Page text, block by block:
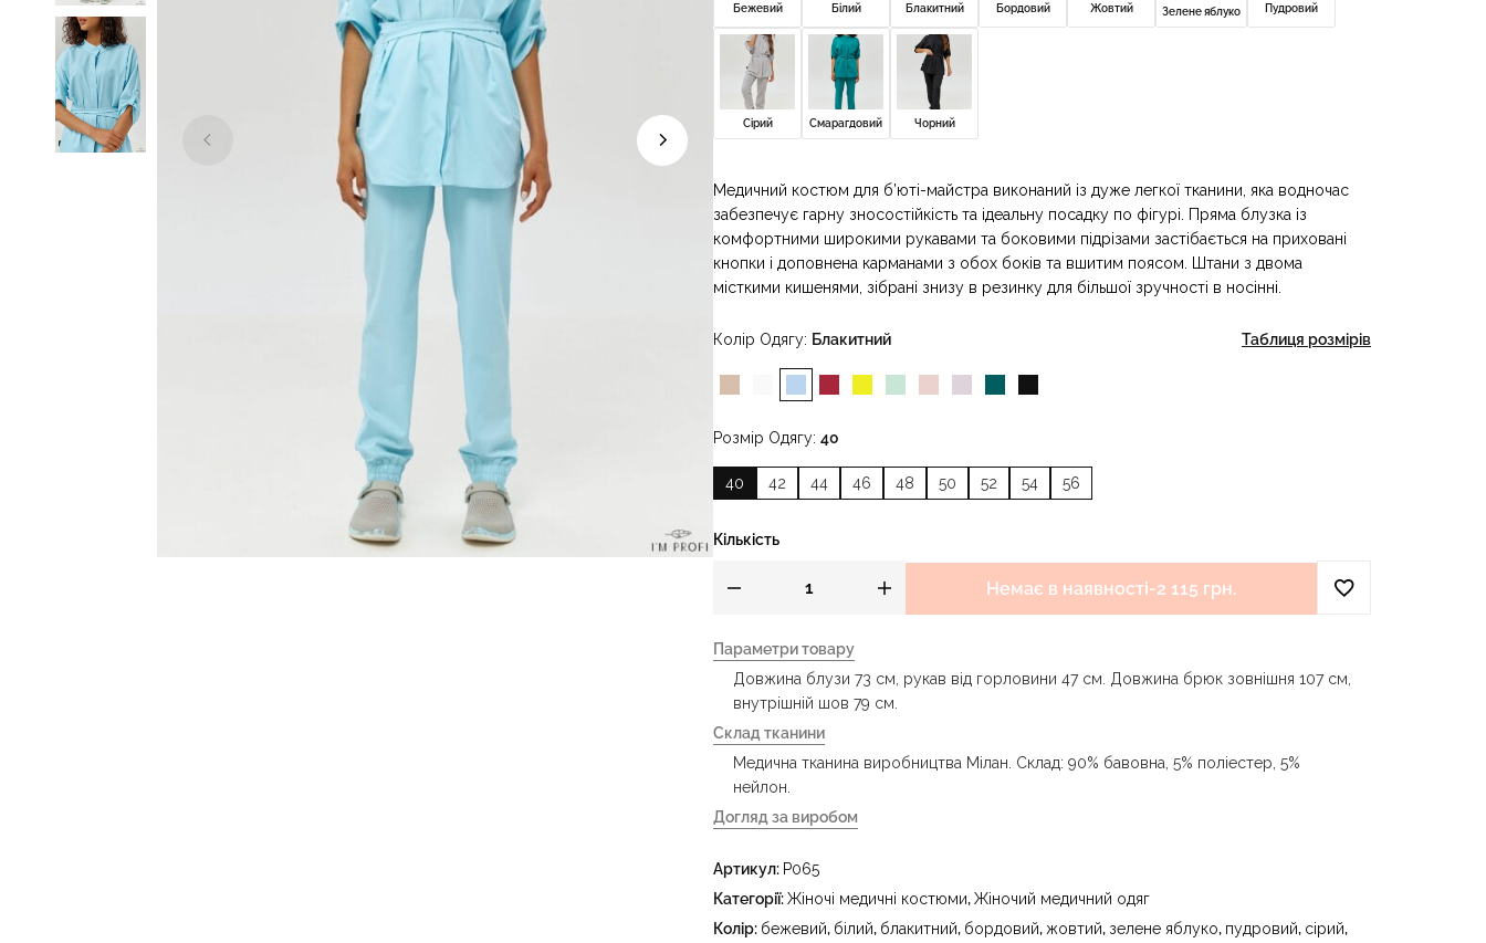
Бежевий Білий Блакитний Бордовий Жовтий Зелене яблуко Пудровий
Сірий Смарагдовий Чорний
Медичний костюм для б’юті-майстра виконаний із дуже легкої тканини, яка водночас
забезпечує гарну зносостійкість та ідеальну посадку по фігурі. Пряма блузка із
комфортними широкими рукавами та боковими підрізами застібається на приховані
кнопки і доповнена карманами з обох боків та вшитим поясом. Штани з двома
місткими кишенями, зібрані знизу в резинку для більшої зручності в носінні.
Колір Одягу Блакитний
Розмір Одягу 40
40 42 44 46 48 50 52 54 56
Таблиця розмірів
Кількість
Немає в наявності-2 115 грн.
Параметри товару
Довжина блузи 73 см, рукав від горловини 47 см. Довжина брюк зовнішня 107 см,
внутрішній шов 79 см.
Склад тканини
Медична тканина виробництва Мілан. Склад: 90% бавовна, 5% поліестер, 5%
нейлон.
Догляд за виробом
праски до 150 °C - не відбілювати - суха чистка з використанням
тетрахлоретилену (перхлоретилену) та вуглеводів (бензин, вайт-спірит) - сушити
в пральному барабані за температури до 40 °C
Артикул: P065
Категорії:Жіночі медичні костюми,Жіночий медичний одяг
Колір: бежевий, білий, блакитний, бордовий,жовтий, зелене яблуко, пудровий, сірий,